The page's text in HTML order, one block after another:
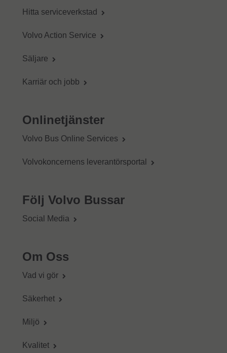
Hitta serviceverkstad
Volvo Action Service
Säljare
Karriär och jobb
Onlinetjänster
Volvo Bus Online Services
Volvokoncernens leverantörsportal
Följ Volvo Bussar
Social Media
Om Oss
Vad vi gör
Säkerhet
Miljö
Kvalitet